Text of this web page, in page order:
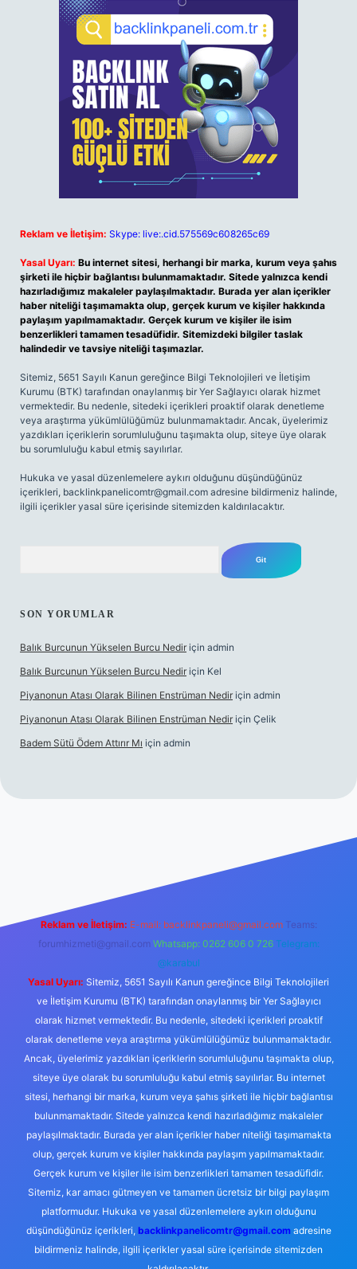
Reklam ve İletişim: Skype: live:.cid.575569c608265c69
Yasal Uyarı: Bu internet sitesi, herhangi bir marka, kurum veya şahıs
şirketi ile hiçbir bağlantısı bulunmamaktadır. Sitede yalnızca kendi
hazırladığımız makaleler paylaşılmaktadır. Burada yer alan içerikler
haber niteliği taşımamakta olup, gerçek kurum ve kişiler hakkında
paylaşım yapılmamaktadır. Gerçek kurum ve kişiler ile isim
benzerlikleri tamamen tesadüfidir. Sitemizdeki bilgiler taslak
halindedir ve tavsiye niteliği taşımazlar.
Sitemiz, 5651 Sayılı Kanun gereğince Bilgi Teknolojileri ve İletişim
Kurumu (BTK) tarafından onaylanmış bir Yer Sağlayıcı olarak hizmet
vermektedir. Bu nedenle, sitedeki içerikleri proaktif olarak denetleme
veya araştırma yükümlülüğümüz bulunmamaktadır. Ancak, üyelerimiz
yazdıkları içeriklerin sorumluluğunu taşımakta olup, siteye üye olarak
bu sorumluluğu kabul etmiş sayılırlar.
Hukuka ve yasal düzenlemelere aykırı olduğunu düşündüğünüz
içerikleri, backlinkpanelicomtr@gmail.com adresine bildirmeniz halinde,
ilgili içerikler yasal süre içerisinde sitemizden kaldırılacaktır.
SON YORUMLAR
Balık Burcunun Yükselen Burcu Nedir için admin
Balık Burcunun Yükselen Burcu Nedir için Kel
Piyanonun Atası Olarak Bilinen Enstrüman Nedir için admin
Piyanonun Atası Olarak Bilinen Enstrüman Nedir için Çelik
Badem Sütü Ödem Attırır Mı için admin
Reklam ve İletişim: E-mail: backlinkpaneli@gmail.com Teams:
forumhizmeti@gmail.com Whatsapp: 0262 606 0 726 Telegram:
@karabul
Yasal Uyarı: Sitemiz, 5651 Sayılı Kanun gereğince Bilgi Teknolojileri
ve İletişim Kurumu (BTK) tarafından onaylanmış bir Yer Sağlayıcı
olarak hizmet vermektedir. Bu nedenle, sitedeki içerikleri proaktif
olarak denetleme veya araştırma yükümlülüğümüz bulunmamaktadır.
Ancak, üyelerimiz yazdıkları içeriklerin sorumluluğunu taşımakta olup,
siteye üye olarak bu sorumluluğu kabul etmiş sayılırlar. Bu internet
sitesi, herhangi bir marka, kurum veya şahıs şirketi ile hiçbir bağlantısı
bulunmamaktadır. Sitede yalnızca kendi hazırladığımız makaleler
paylaşılmaktadır. Burada yer alan içerikler haber niteliği taşımamakta
olup, gerçek kurum ve kişiler hakkında paylaşım yapılmamaktadır.
Gerçek kurum ve kişiler ile isim benzerlikleri tamamen tesadüfidir.
Sitemiz, kar amacı gütmeyen ve tamamen ücretsiz bir bilgi paylaşım
platformudur. Hukuka ve yasal düzenlemelere aykırı olduğunu
düşündüğünüz içerikleri, backlinkpanelicomtr@gmail.comadresine
bildirmeniz halinde, ilgili içerikler yasal süre içerisinde sitemizden